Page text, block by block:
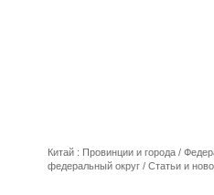
Китай : Провинции и города /
федеральный округ / Статьи и